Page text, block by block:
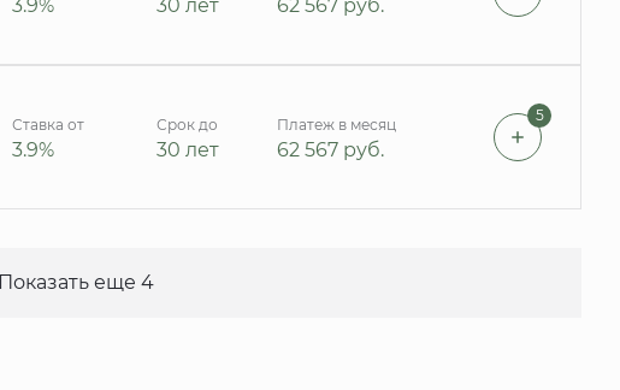
3.9% 30 лет 62 567 руб.
Ставка от
3.9%
Срок до
30 лет
Платеж в месяц
62 567 руб.
5
Показать еще 4